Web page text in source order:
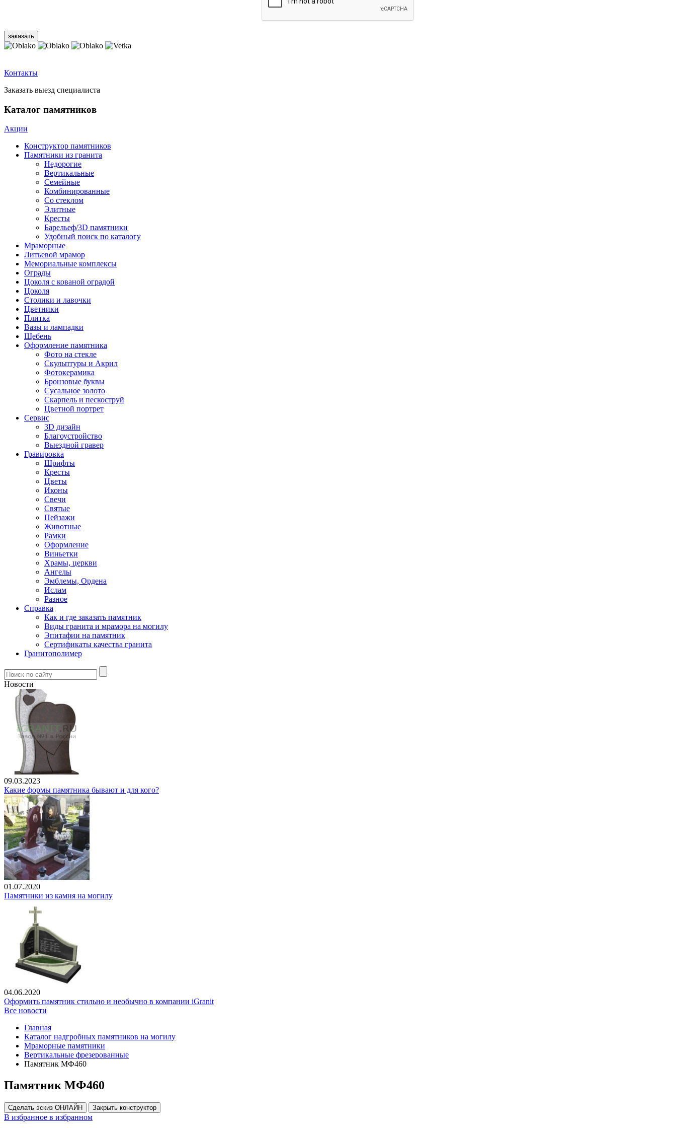
Контакты
Заказать выезд специалиста
Каталог памятников
Акции
Конструктор памятников
Памятники из гранита
Недорогие
Вертикальные
Семейные
Комбинированные
Со стеклом
Элитные
Кресты
Барельеф/3D памятники
Удобный поиск по каталогу
Мраморные
Литьевой мрамор
Мемориальные комплексы
Ограды
Цоколя с кованой оградой
Цоколя
Столики и лавочки
Цветники
Плитка
Вазы и лампадки
Щебень
Оформление памятника
Фото на стекле
Скульптуры и Акрил
Фотокерамика
Бронзовые буквы
Сусальное золото
Скарпель и пескоструй
Цветной портрет
Сервис
3D дизайн
Благоустройство
Выездной гравер
Гравировка
Шрифты
Кресты
Цветы
Иконы
Свечи
Святые
Пейзажи
Животные
Рамки
Оформление
Виньетки
Храмы, церкви
Ангелы
Эмблемы, Ордена
Ислам
Разное
Справка
Как и где заказать памятник
Виды гранита и мрамора на могилу
Эпитафии на памятник
Сертификаты качества гранита
Гранитополимер
Новости
09.03.2023
Какие формы памятника бывают и для кого?
01.07.2020
Памятники из камня на могилу
04.06.2020
Оформить памятник стильно и необычно в компании iGranit
Все новости
Главная
Каталог надгробных памятников на могилу
Мраморные памятники
Вертикальные фрезерованные
Памятник МФ460
Памятник МФ460
Сделать эскиз ОНЛАЙН Закрыть конструктор
В избранное в избранном